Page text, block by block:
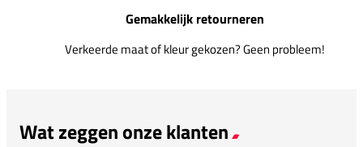
Gemakkelijk retourneren
Verkeerde maat of kleur gekozen? Geen probleem!
Wat zeggen onze klanten